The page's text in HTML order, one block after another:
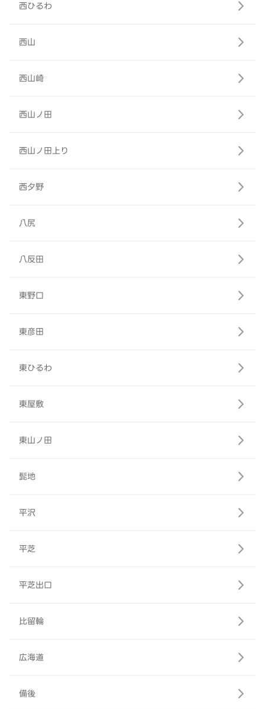
西ひるわ
西山
西山崎
西山ノ田
西山ノ田上り
西夕野
八尻
八反田
東野口
東彦田
東ひるわ
東屋敷
東山ノ田
髭地
平沢
平芝
平芝出口
比留輪
広海道
備後